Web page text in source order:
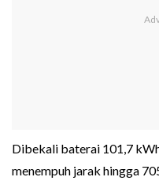
Dibekali baterai 101,7
menempuh jarak hingga